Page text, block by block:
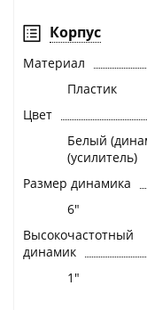
Корпус
Материал
Пластик
Цвет
Белый
(усилитель)
Размер динамика
6"
Высокочастотный
динамик
1"